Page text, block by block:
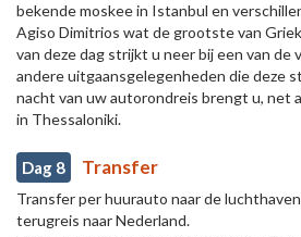
bekende moskee in Istanbul en
Agiso Dimitrios wat de grootste van
van deze dag strijkt u neer bij een van de
andere uitgaansgelegenheden die deze
nacht van uw autorondreis brengt u, net
in Thessaloniki.
Dag 8 Transfer
Transfer per huurauto naar de
terugreis naar Nederland.